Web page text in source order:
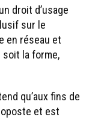
droit d’usage
sur le
en réseau et
soit la forme,
qu’aux fins de
et est